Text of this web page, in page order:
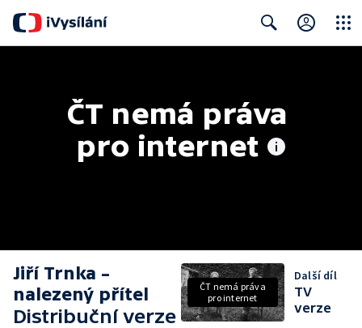
ČT nemá práva
pro internet
Jiří Trnka –
nalezený přítel
Distribuční verze
ČT nemá práva
pro internet
Další díl
TV
verze